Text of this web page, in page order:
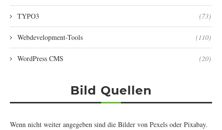
TYPO3 (73)
Webdevelopment-Tools (110)
WordPress CMS (20)
Bild Quellen
Wenn nicht weiter angegeben sind die Bilder von Pexels oder Pixabay.